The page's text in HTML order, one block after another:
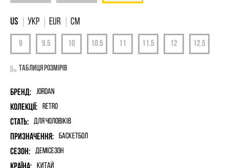
УКР EUR СМ
Таблиця розмірів
Бренд: Jordan
Колекції: Retro
Стать: для чоловіків
Призначення: Баскетбол
Сезон: Демісезон
Китай